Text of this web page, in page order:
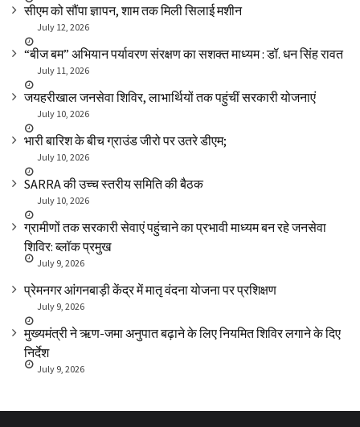
सीएम को सौंपा ज्ञापन, शाम तक मिली सिलाई मशीन
July 12, 2026
“बीज बम” अभियान पर्यावरण संरक्षण का सशक्त माध्यम : डॉ. धन सिंह रावत
July 11, 2026
जयहरीखाल जनसेवा शिविर, लाभार्थियों तक पहुंचीं सरकारी योजनाएं
July 10, 2026
भारी बारिश के बीच ग्राउंड जीरो पर उतरे डीएम;
July 10, 2026
SARRA की उच्च स्तरीय समिति की बैठक
July 10, 2026
ग्रामीणों तक सरकारी सेवाएं पहुंचाने का प्रभावी माध्यम बन रहे जनसेवा
शिविर: ब्लॉक प्रमुख
July 9, 2026
प्रेमनगर आंगनबाड़ी केंद्र में मातृ वंदना योजना पर प्रशिक्षण
July 9, 2026
मुख्यमंत्री ने ऋण-जमा अनुपात बढ़ाने के लिए नियमित शिविर लगाने के दिए
निर्देश
July 9, 2026